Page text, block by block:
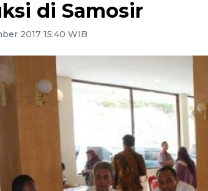
di Samosir
2017 15:40 WIB